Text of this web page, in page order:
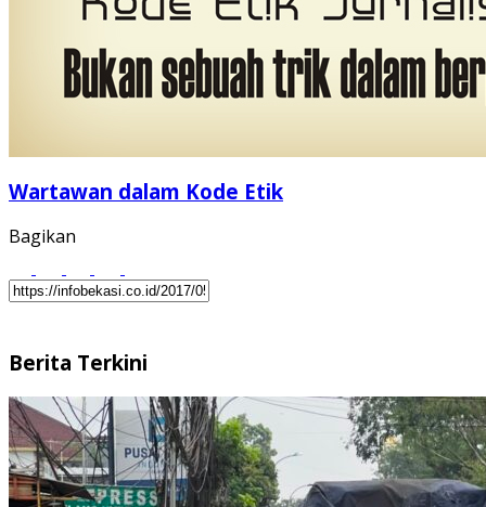
Wartawan dalam Kode Etik
Bagikan
Berita Terkini